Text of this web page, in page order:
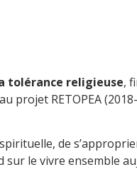
tolérance religieuse,
projet RETOPEA
de
le vivre ensemble